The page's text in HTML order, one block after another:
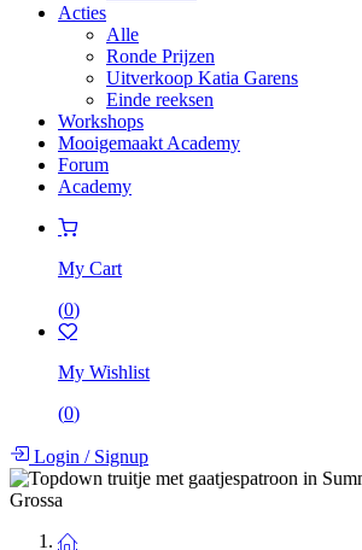
Acties
Alle
Ronde Prijzen
Uitverkoop Katia Garens
Einde reeksen
Workshops
Mooigemaakt Academy
Forum
Academy
My Cart
(0)
My Wishlist
(0)
Login /Signup